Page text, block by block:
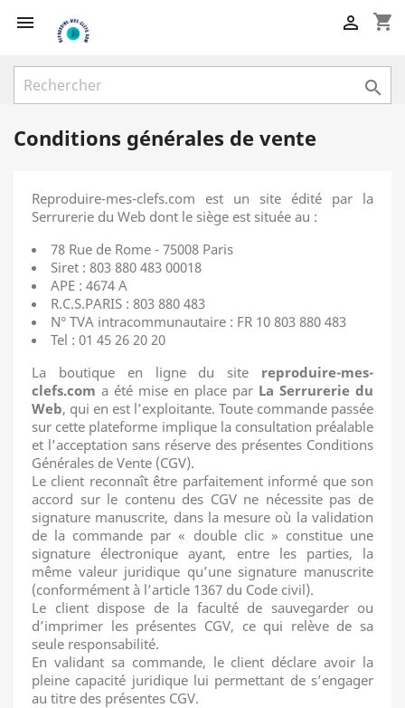
 shopping_cart


Conditions générales de vente
Reproduire-mes-clefs.com est un site édité par la
Serrurerie du Web dont le siège est située au :
78 Rue de Rome - 75008 Paris
Siret : 803 880 483 00018
APE : 4674 A
R.C.S.PARIS : 803 880 483
N° TVA intracommunautaire : FR 10 803 880 483
Tel : 01 45 26 20 20
La boutique en ligne du site reproduire-mes-
clefs.com a été mise en place par La Serrurerie du
Web, qui en est l’exploitante. Toute commande passée
sur cette plateforme implique la consultation préalable
et l’acceptation sans réserve des présentes Conditions
Générales de Vente (CGV).
Le client reconnaît être parfaitement informé que son
accord sur le contenu des CGV ne nécessite pas de
signature manuscrite, dans la mesure où la validation
de la commande par « double clic » constitue une
signature électronique ayant, entre les parties, la
même valeur juridique qu’une signature manuscrite
(conformément à l’article 1367 du Code civil).
Le client dispose de la faculté de sauvegarder ou
d’imprimer les présentes CGV, ce qui relève de sa
seule responsabilité.
En validant sa commande, le client déclare avoir la
pleine capacité juridique lui permettant de s’engager
au titre des présentes CGV.